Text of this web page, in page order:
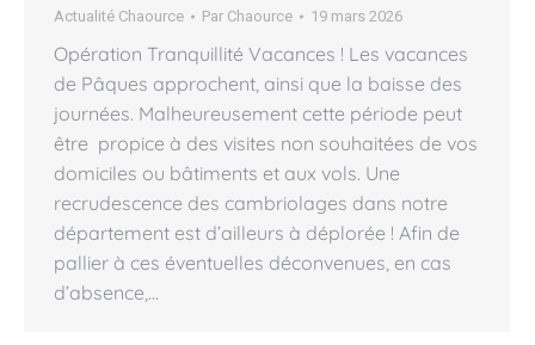
Actualité Chaource Par Chaource 19 mars 2026
Opération Tranquillité Vacances ! Les vacances
de Pâques approchent, ainsi que la baisse des
journées. Malheureusement cette période peut
être propice à des visites non souhaitées de vos
domiciles ou bâtiments et aux vols. Une
recrudescence des cambriolages dans notre
département est d’ailleurs à déplorée ! Afin de
pallier à ces éventuelles déconvenues, en cas
d’absence,…